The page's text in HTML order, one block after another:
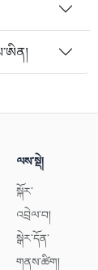
ལས་སྡེ།
སྐོར་
འབྲེལ་བ།
སྒེར་དོན་
གནས་ཚིག།